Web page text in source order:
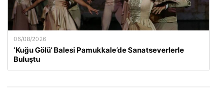
06/08/2026
‘Kuğu Gölü’ Balesi Pamukkale’de Sanatseverlerle
Buluştu